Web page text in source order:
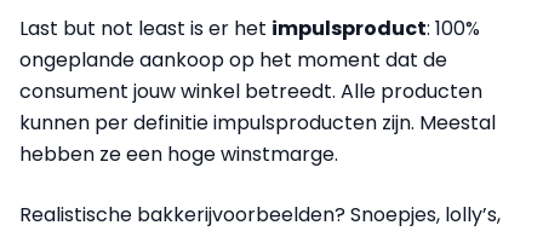
Last but not least is er het impulsproduct: 100%
ongeplande aankoop op het moment dat de
consument jouw winkel betreedt. Alle producten
kunnen per definitie impulsproducten zijn. Meestal
hebben ze een hoge winstmarge.
Realistische bakkerijvoorbeelden? Snoepjes, lolly’s,